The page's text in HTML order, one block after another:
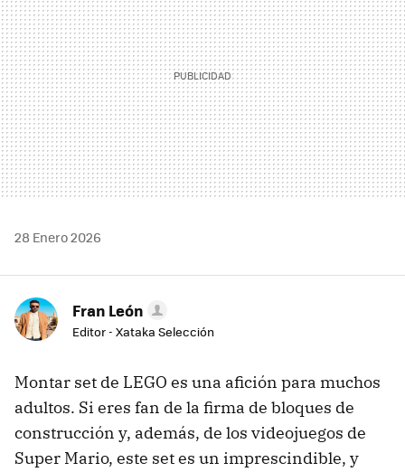
28 Enero 2026
Fran León
Editor - Xataka Selección
Montar set de LEGO es una afición para muchos
adultos. Si eres fan de la firma de bloques de
construcción y, además, de los videojuegos de
Super Mario, este set es un imprescindible, y